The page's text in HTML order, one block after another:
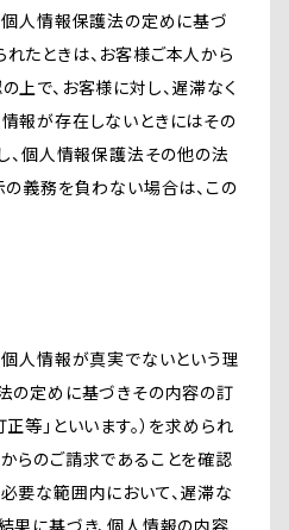
個人情報保護法の定めに基づ
たときは、お客様ご本人から
上で、お客様に対し、遅滞なく
報が存在しないときにはその
し、個人情報保護法その他の法
の義務を負わない場合は、この
個人情報が真実でないという理
の定めに基づきその内容の訂
等」といいます。）を求められ
らのご請求であることを確認
要な範囲内において、遅滞な